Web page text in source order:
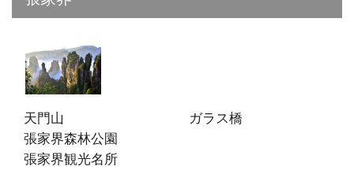
天門山
ガラス橋
張家界森林公園
張家界観光名所